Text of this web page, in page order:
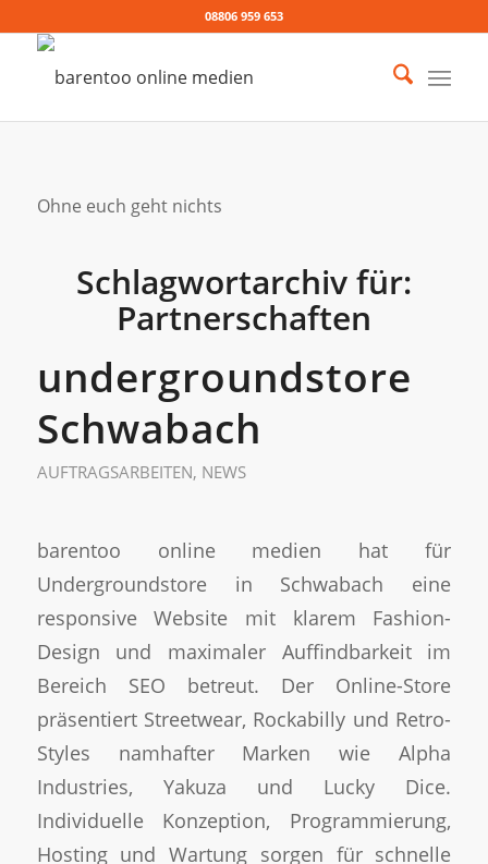
08806 959 653
Ohne euch geht nichts
Schlagwortarchiv für:
Partnerschaften
undergroundstore
Schwabach
AUFTRAGSARBEITEN, NEWS
barentoo online medien hat für
Undergroundstore in Schwabach eine
responsive Website mit klarem Fashion-
Design und maximaler Auffindbarkeit im
Bereich SEO betreut. Der Online-Store
präsentiert Streetwear, Rockabilly und Retro-
Styles namhafter Marken wie Alpha
Industries, Yakuza und Lucky Dice.
Individuelle Konzeption, Programmierung,
Hosting und Wartung sorgen für schnelle